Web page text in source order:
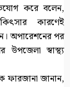
করে বলেন,
কারণেই
অপারেশনের পর
স্বাস্থ্য
ফারজানা জানান,